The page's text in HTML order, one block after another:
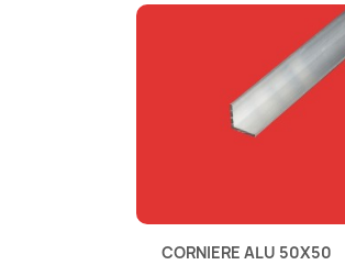
CORNIERE ALU 50X50